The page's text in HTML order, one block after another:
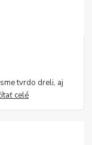
tvrdo dreli, aj
celé